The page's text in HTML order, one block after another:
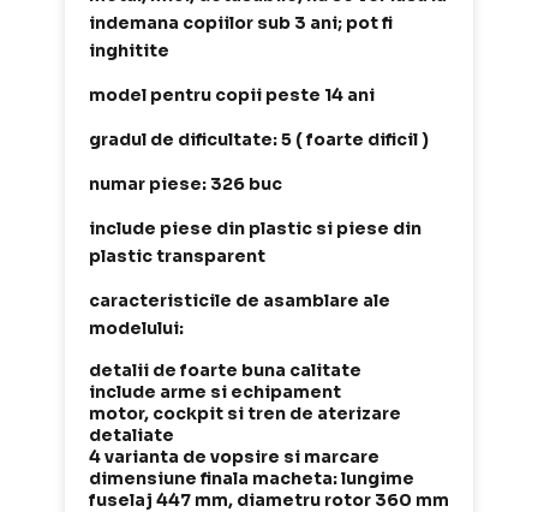
indemana copiilor sub 3 ani; pot fi
inghitite
model pentru copii peste 14 ani
gradul de dificultate: 5 ( foarte dificil )
numar piese: 326 buc
include piese din plastic si piese din
plastic transparent
caracteristicile de asamblare ale
modelului:
detalii de foarte buna calitate
include arme si echipament
motor, cockpit si tren de aterizare
detaliate
4 varianta de vopsire si marcare
dimensiune finala macheta: lungime
fuselaj 447 mm, diametru rotor 360 mm